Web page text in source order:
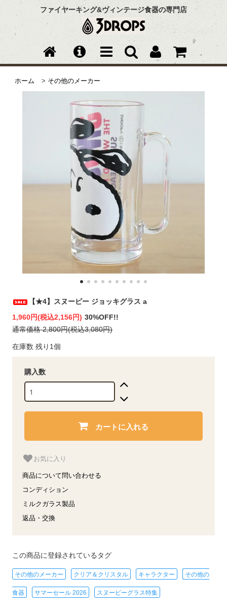
ファイヤーキング&ヴィンテージ食器の専門店
ホーム > その他のメーカー
【★4】スヌーピー ジョッキグラス a
1,960円(税込2,156円) 30%OFF!!
通常価格 2,800円(税込3,080円)
在庫数 残り1個
購入数
カートに入れる
お気に入り
商品について問い合わせる
コンディション
ミルクガラス製品
返品・交換
この商品に登録されているタグ
その他のメーカー クリア＆クリスタル キャラクター その他の
食器 サマーセール 2026 スヌーピーグラス特集